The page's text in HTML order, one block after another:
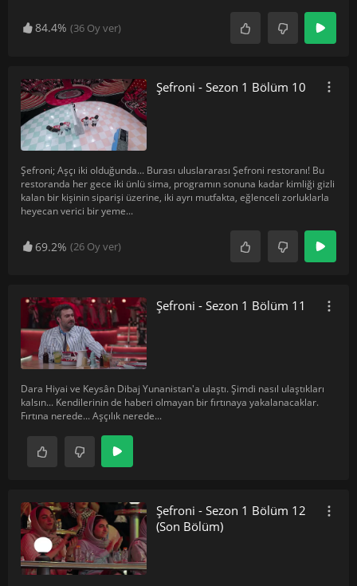
84.4% (36 Oy ver)
Şefroni - Sezon 1 Bölüm 10
Şefroni; Aşçı iki olduğunda... Burası uluslararası Şefroni restoranı! Bu
restoranda her gece iki ünlü sima, programın sonuna kadar kimliği gizli
kalan bir kişinin siparişi üzerine, iki ayrı mutfakta, eğlenceli zorluklarla
heyecan verici bir yeme...
69.2% (26 Oy ver)
Şefroni - Sezon 1 Bölüm 11
Dara Hiyai ve Keysân Dibaj Yunanistan'a ulaştı. Şimdi nasıl ulaştıkları
kalsın... Kendilerinin de haberi olmayan bir fırtınaya yakalanacaklar.
Fırtına nerede... Aşçılık nerede...
Şefroni - Sezon 1 Bölüm 12
(Son Bölüm)